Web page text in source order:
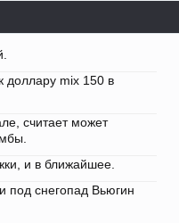
доллару mix 150 в
считает может
и в ближайшее.
под снегопад Вьюгин